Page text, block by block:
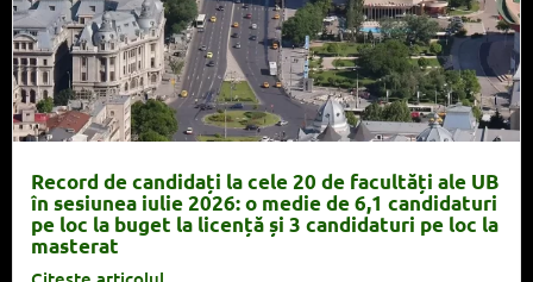
Record de candidați la cele 20 de facultăți ale UB
în sesiunea iulie 2026: o medie de 6,1 candidaturi
pe loc la buget la licență și 3 candidaturi pe loc la
masterat